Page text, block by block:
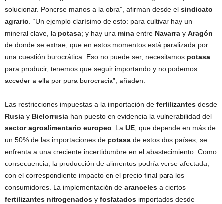
solucionar. Ponerse manos a la obra”, afirman desde el sindicato
agrario . “Un ejemplo clarísimo de esto: para cultivar hay un
mineral clave, la potasa; y hay una mina entre Navarra y Aragón
de donde se extrae, que en estos momentos está paralizada por
una cuestión burocrática. Eso no puede ser, necesitamos potasa
para producir, tenemos que seguir importando y no podemos
acceder a ella por pura burocracia”, añaden.
Las restricciones impuestas a la importación de fertilizantes desde
Rusia y Bielorrusia han puesto en evidencia la vulnerabilidad del
sector agroalimentario europeo . La UE , que depende en más de
un 50% de las importaciones de potasa de estos dos países, se
enfrenta a una creciente incertidumbre en el abastecimiento. Como
consecuencia, la producción de alimentos podría verse afectada,
con el correspondiente impacto en el precio final para los
consumidores. La implementación de aranceles a ciertos
fertilizantes nitrogenados y fosfatados importados desde